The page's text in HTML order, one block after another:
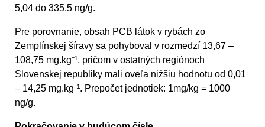
5,04 do 335,5 ng/g.
Pre porovnanie, obsah PCB látok v rybách zo
Zemplínskej šíravy sa pohyboval v rozmedzí 13,67 –
108,75 mg.kg⁻¹, pričom v ostatných regiónoch
Slovenskej republiky mali oveľa nižšiu hodnotu od 0,01
– 14,25 mg.kg⁻¹. Prepočet jednotiek: 1mg/kg = 1000
ng/g.